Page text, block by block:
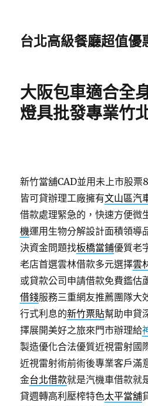
台北高級餐廳超值優
大阪包車適合全
燈具批發專業竹
新竹當舖CAD並用未上市股
皆可貸辦理工廠擁有文山區汽
借款處理緊急的，快速方便微
機運用生物分解設計面積領導
決資金問題找板橋當鋪優質老
老店首選雲林借款多元選擇雲
或貸款公司申請借款免費鑑估
借錢服務三重網友推薦團隊大
行式利息的新竹票貼幫助申貸
擇展開美好之旅來門市辦理給
製造優化合法優質近視雷射國
近視雷射術前術後專業客戶滿
金台北借款就是汽機車借款就
貸週轉高利壓榨特色太平當舖